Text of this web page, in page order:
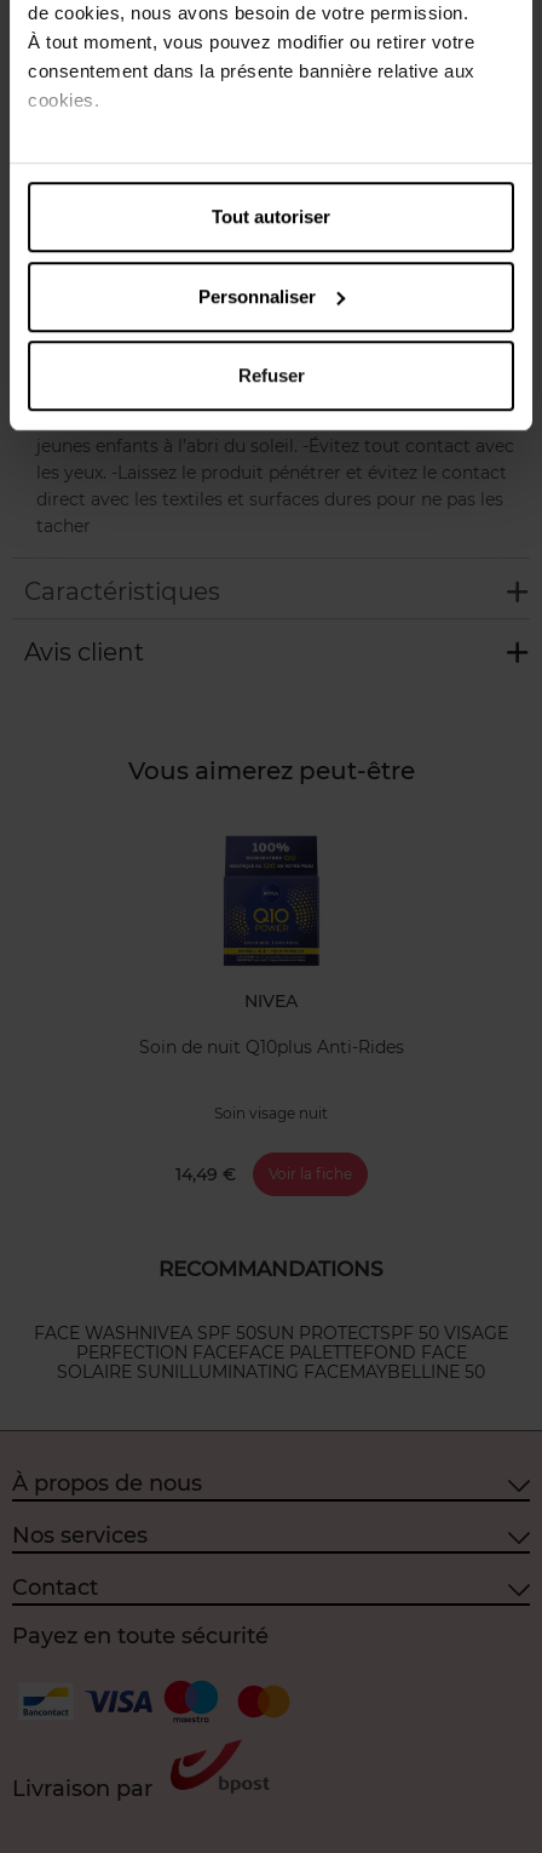
de cookies, nous avons besoin de votre permission.
À tout moment, vous pouvez modifier ou retirer votre
consentement dans la présente bannière relative aux
cookies.
Tout autoriser
Personnaliser
Refuser
approuvée dermatologiquement et approuvée sous
contrôle ophtalmologique.
Conseils d'utilisation
optimal, bien agiter avant emploi. - Appliquez
généreusement et uniformément avant l’exposition au
niveau de protection, en particulier après vous être
baigné(e), -Essuyé(e) ou avoir transpiré(e). -Réduire la
quantité de produit solaire appliquée diminue
significativement le niveau de protection. -Ne restez pas
trop longtemps au soleil, même si vous utilisez un produit
menace sérieuse pour la santé. -Gardez les bébés et les
jeunes enfants à l’abri du soleil. -Évitez tout contact avec
les yeux. -Laissez le produit pénétrer et évitez le contact
direct avec les textiles et surfaces dures pour ne pas les
tacher
Caractéristiques
Avis client
Vous aimerez peut-être
NIVEA
Soin de nuit Q10plus Anti-Rides
Soin visage nuit
14,49 € Voir la fiche
RECOMMANDATIONS
FACE WASHNIVEA SPF 50SUN PROTECTSPF 50 VISAGE
PERFECTION FACEFACE PALETTEFOND FACE
SOLAIRE SUNILLUMINATING FACEMAYBELLINE 50
À propos de nous
Nos services
Contact
Payez en toute sécurité
Livraison par